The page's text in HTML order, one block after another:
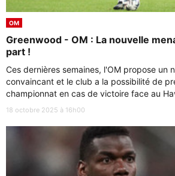
OM
Greenwood - OM : La nouvelle
part !
Ces dernières semaines, l'OM propose un
convaincant et le club a la possibilité de
championnat en cas de victoire face au
18 octobre 2025 à 16h00